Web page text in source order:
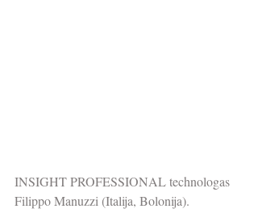
INSIGHT PROFESSIONAL technologas
Filippo Manuzzi (Italija, Bolonija).